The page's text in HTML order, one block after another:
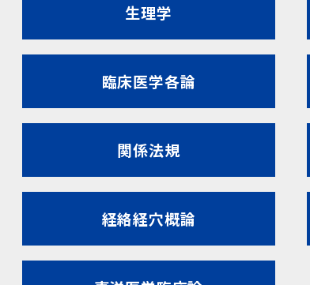
生理学
臨床医学各論
関係法規
経絡経穴概論